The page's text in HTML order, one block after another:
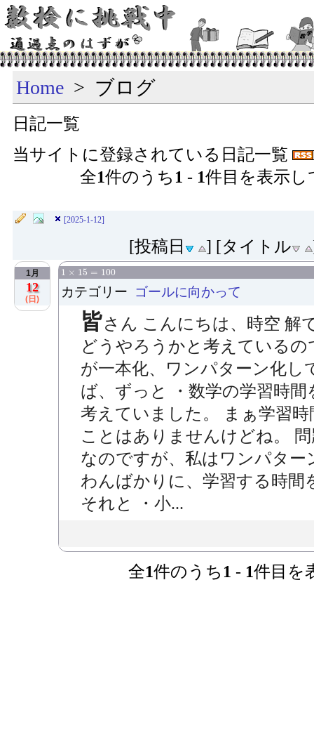
Home > ブログ
日記一覧
当サイトに登録されている日記一覧
全1件のうち 1 - 1件目を表示し
[2025-1-12]
[投稿日 ] [タイトル
1月
12
(日)
1 × 15 = 100
1×15=100
カテゴリー ゴールに向かって
皆さん こんにちは、時空 解
どうやろうかと考えている
が一本化、ワンパターン化し
ば、ずっと ・数学の学習時
考えていました。 まぁ学習
ことはありませんけどね。
なのですが、私はワンパター
わんばかりに、学習する時
それと ・小...
全1件のうち 1 - 1件目を